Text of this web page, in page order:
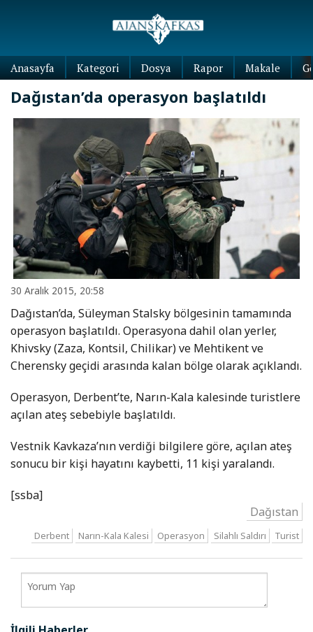
Anasayfa Kategori Dosya Rapor Makale
Dağıstan’da operasyon başlatıldı
30 Aralık 2015, 20:58
Dağıstan’da, Süleyman Stalsky bölgesinin tamamında
operasyon başlatıldı. Operasyona dahil olan yerler,
Khivsky (Zaza, Kontsil, Chilikar) ve Mehtikent ve
Cherensky geçidi arasında kalan bölge olarak açıklandı.
Operasyon, Derbent’te, Narın-Kala kalesinde turistlere
açılan ateş sebebiyle başlatıldı.
Vestnik Kavkaza’nın verdiği bilgilere göre, açılan ateş
sonucu bir kişi hayatını kaybetti, 11 kişi yaralandı.
[ssba]
Dağıstan
Derbent Narın-Kala Kalesi Operasyon Silahlı Saldırı Turist